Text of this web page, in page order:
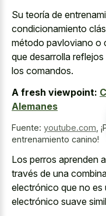
Su teoría de
condicionamiento
método pavloviano o
que desarrolla
los comandos.
A fresh viewpoint:
Alemanes
Fuente: youtube.com
entrenamiento canino!
Los perros aprenden
través de una
electrónico que no es
electrónico suave